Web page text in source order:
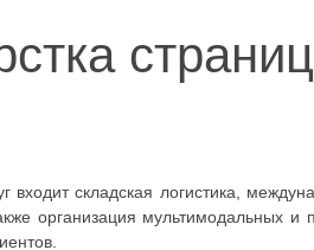
страниц
складская логистика,
организация мультимодальных и